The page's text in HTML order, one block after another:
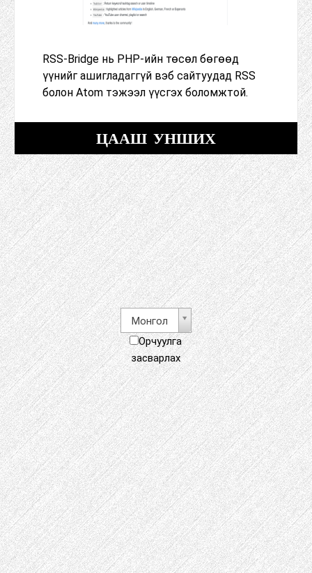
RSS-Bridge нь PHP-ийн төсөл бөгөөд
үүнийг ашигладаггүй вэб сайтуудад RSS
болон Atom тэжээл үүсгэх боломжтой.
ЦААШ УНШИХ
Монгол
Орчуулга
засварлах